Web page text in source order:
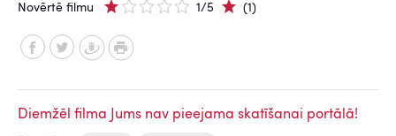
Novērtē filmu 1/5 (1)
Diemžēl filma Jums nav pieejama skatīšanai portālā!